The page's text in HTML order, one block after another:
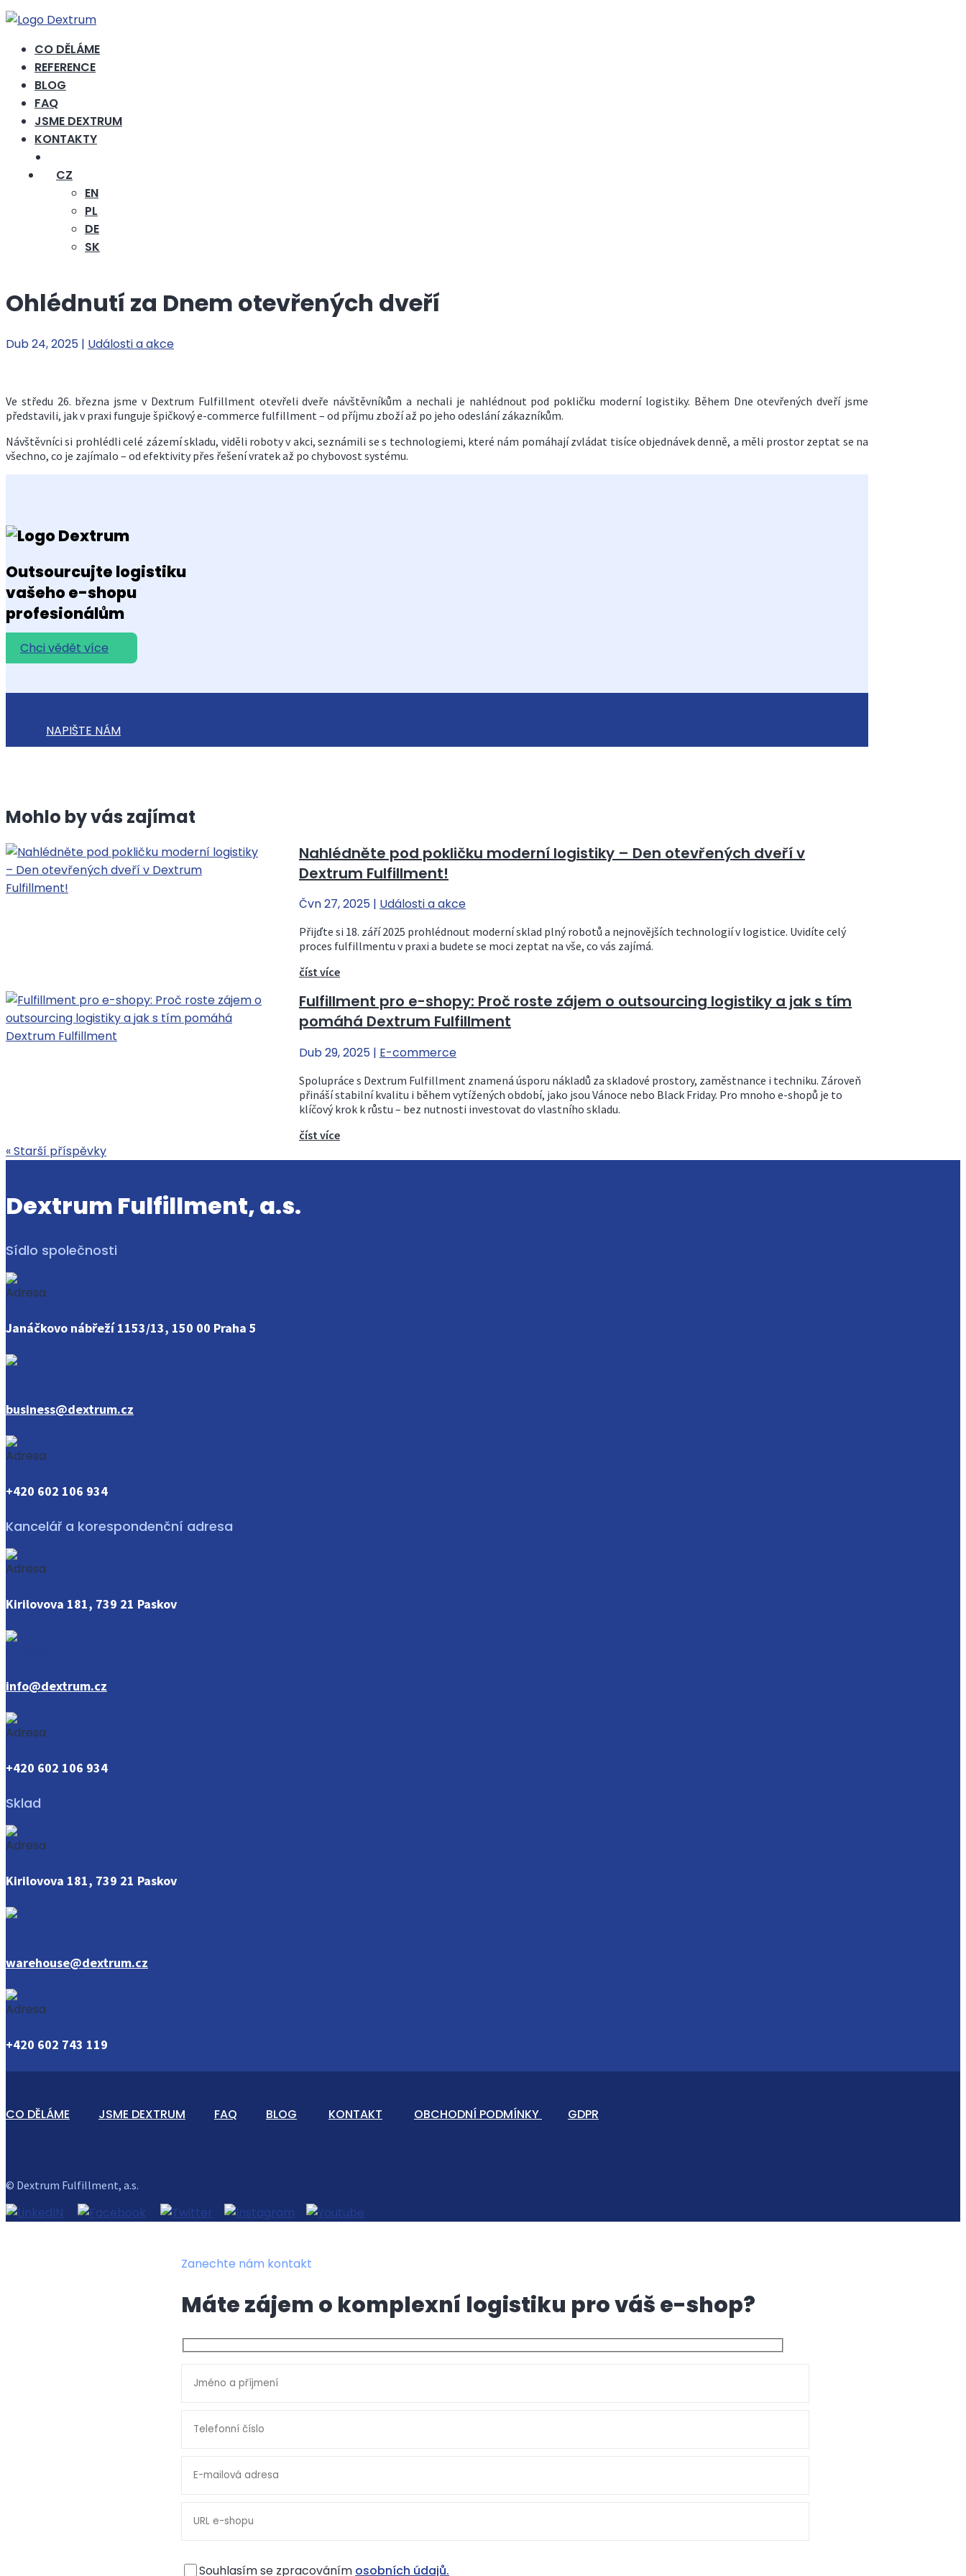
CO DĚLÁME
REFERENCE
BLOG
FAQ
JSME DEXTRUM
KONTAKTY
CZ
EN
PL
DE
SK
Ohlédnutí za Dnem otevřených dveří
Dub 24, 2025 | Události a akce
Ve středu 26. března jsme v Dextrum Fulfillment otevřeli dveře návštěvníkům a nechali je nahlédnout pod pokličku moderní logistiky. Během Dne otevřených dveří jsme
představili, jak v praxi funguje špičkový e-commerce fulfillment – od příjmu zboží až po jeho odeslání zákazníkům.
Návštěvníci si prohlédli celé zázemí skladu, viděli roboty v akci, seznámili se s technologiemi, které nám pomáhají zvládat tisíce objednávek denně, a měli prostor zeptat se na
všechno, co je zajímalo – od efektivity přes řešení vratek až po chybovost systému.
Outsourcujte logistiku
vašeho e-shopu
profesionálům
Chci vědět více
NAPIŠTE NÁM
Mohlo by vás zajímat
Nahlédněte pod pokličku moderní logistiky – Den otevřených dveří v
Dextrum Fulfillment!
Čvn 27, 2025 | Události a akce
Přijďte si 18. září 2025 prohlédnout moderní sklad plný robotů a nejnovějších technologií v logistice. Uvidíte celý
proces fulfillmentu v praxi a budete se moci zeptat na vše, co vás zajímá.
číst více
Fulfillment pro e-shopy: Proč roste zájem o outsourcing logistiky a jak s tím
pomáhá Dextrum Fulfillment
Dub 29, 2025 | E-commerce
Spolupráce s Dextrum Fulfillment znamená úsporu nákladů za skladové prostory, zaměstnance i techniku. Zároveň
přináší stabilní kvalitu i během vytížených období, jako jsou Vánoce nebo Black Friday. Pro mnoho e-shopů je to
klíčový krok k růstu – bez nutnosti investovat do vlastního skladu.
číst více
« Starší příspěvky
Dextrum Fulfillment, a.s.
Sídlo společnosti
Janáčkovo nábřeží 1153/13, 150 00 Praha 5
business@dextrum.cz
+420 602 106 934
Kancelář a korespondenční adresa
Kirilovova 181, 739 21 Paskov
info@dextrum.cz
+420 602 106 934
Sklad
Kirilovova 181, 739 21 Paskov
warehouse@dextrum.cz
+420 602 743 119
CO DĚLÁME JSME DEXTRUM FAQ BLOG KONTAKT OBCHODNÍ PODMÍNKY GDPR
© Dextrum Fulfillment, a.s.
Zanechte nám kontakt
Máte zájem o komplexní logistiku pro váš e-shop?
Souhlasím se zpracováním osobních údajů.